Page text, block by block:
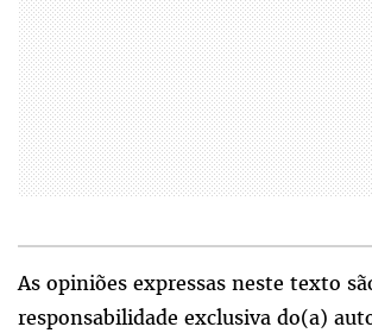
As opiniões expressas neste texto
responsabilidade exclusiva do(a)